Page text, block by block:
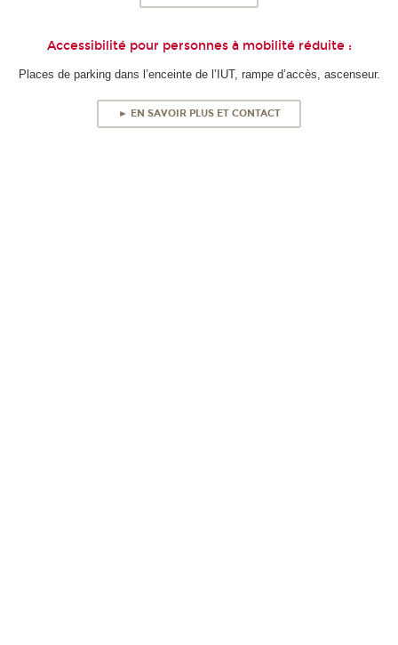
Accessibilité pour personnes à mobilité réduite :
Places de parking dans l’enceinte de l’IUT, rampe d’accès, ascenseur.
► EN SAVOIR PLUS ET CONTACT